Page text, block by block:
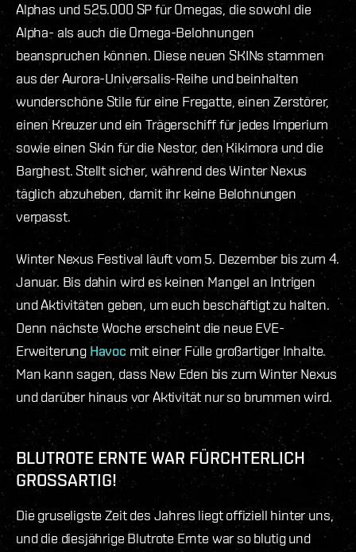
Alphas und 525.000 SP für Omegas, die sowohl die
Alpha- als auch die Omega-Belohnungen
beanspruchen können. Diese neuen SKINs stammen
aus der Aurora-Universalis-Reihe und beinhalten
wunderschöne Stile für eine Fregatte, einen Zerstörer,
einen Kreuzer und ein Trägerschiff für jedes Imperium
sowie einen Skin für die Nestor, denKikimoraund die
Barghest. Stellt sicher, während des Winter Nexus
täglich abzuheben, damit ihr keine Belohnungen
verpasst.
Winter Nexus Festival läuft vom 5. Dezember bis zum 4.
Januar. Bis dahin wird es keinen Mangel an Intrigen
und Aktivitäten geben, um euch beschäftigt zu halten.
Denn nächste Woche erscheint die neue EVE-
Erweiterung Havoc mit einer Fülle großartiger Inhalte.
Man kann sagen, dass New Eden bis zum Winter Nexus
und darüber hinaus vor Aktivität nur so brummen wird.
BLUTROTE ERNTE WAR FÜRCHTERLICH
GROSSARTIG!
Die gruseligste Zeit des Jahres liegt offiziell hinter uns,
und die diesjährige Blutrote Ernte war so blutig und